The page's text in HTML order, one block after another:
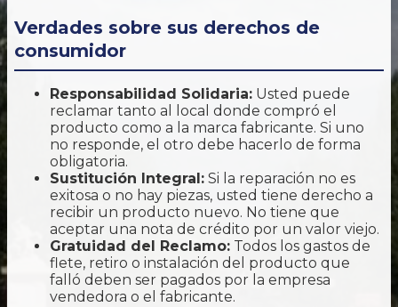
Verdades sobre sus derechos de
consumidor
Responsabilidad Solidaria: Usted puede
reclamar tanto al local donde compró el
producto como a la marca fabricante. Si uno
no responde, el otro debe hacerlo de forma
obligatoria.
Sustitución Integral: Si la reparación no es
exitosa o no hay piezas, usted tiene derecho a
recibir un producto nuevo. No tiene que
aceptar una nota de crédito por un valor viejo.
Gratuidad del Reclamo: Todos los gastos de
flete, retiro o instalación del producto que
falló deben ser pagados por la empresa
vendedora o el fabricante.